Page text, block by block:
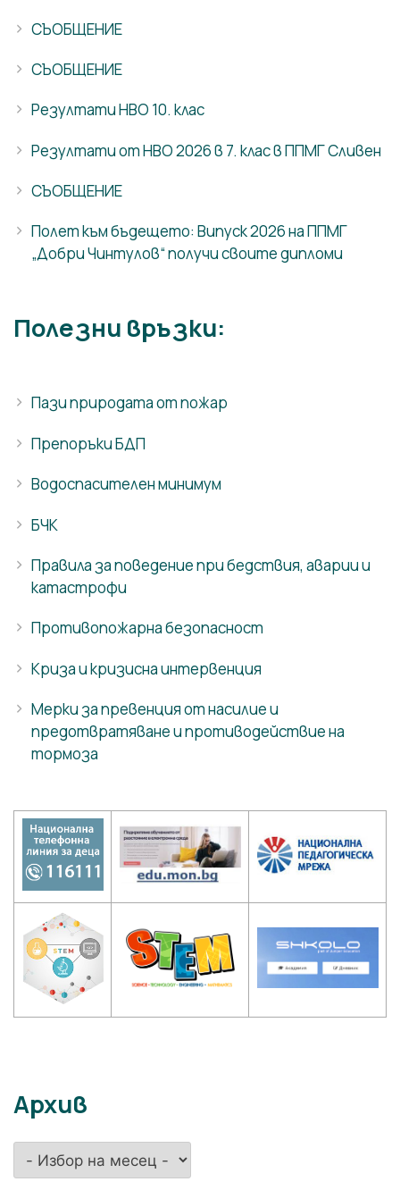
СЪОБЩЕНИЕ
СЪОБЩЕНИЕ
Резултати НВО 10. клас
Резултати от НВО 2026 в 7. клас в ППМГ Сливен
СЪОБЩЕНИЕ
Полет към бъдещето: Випуск 2026 на ППМГ
„Добри Чинтулов“ получи своите дипломи
Полезни връзки:
Пази природата от пожар
Препоръки БДП
Водоспасителен минимум
БЧК
Правила за поведение при бедствия, аварии и
катастрофи
Противопожарна безопасност
Криза и кризисна интервенция
Мерки за превенция от насилие и
предотвратяване и противодействие на
тормоза
Архив
Архив